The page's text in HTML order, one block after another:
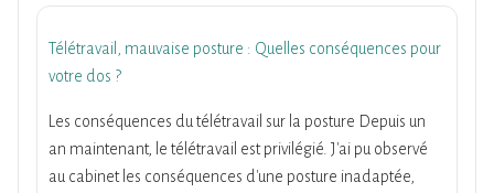
Télétravail, mauvaise posture : Quelles conséquences pour
votre dos ?
Les conséquences du télétravail sur la posture Depuis un
an maintenant, le télétravail est privilégié. J'ai pu observé
au cabinet les conséquences d'une posture inadaptée,